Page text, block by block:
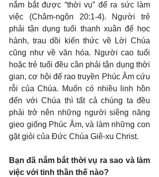
nắm bắt được “thời vụ” để ra sức làm
việc (Châm-ngôn 20:1-4). Người trẻ
phải tận dụng tuổi thanh xuân để học
hành, trau dồi kiến thức về Lời Chúa
cũng như về văn hóa. Người cao tuổi
hoặc trẻ tuổi đều cần phải tận dụng thời
gian, cơ hội để rao truyền Phúc Âm cứu
rỗi của Chúa. Muốn có nhiều linh hồn
đến với Chúa thì tất cả chúng ta đều
phải trở nên những người siêng năng
gieo giống Phúc Âm, và làm những con
gặt giỏi của Đức Chúa Giê-xu Christ.
Bạn đã nắm bắt thời vụ ra sao và làm
việc với tinh thần thế nào?